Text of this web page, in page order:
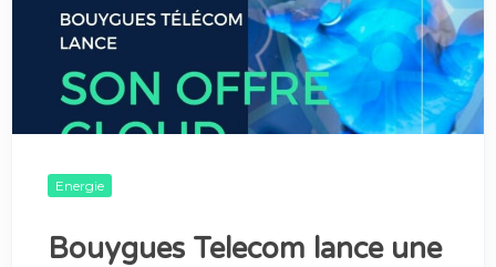
Energie
Bouygues Telecom lance une